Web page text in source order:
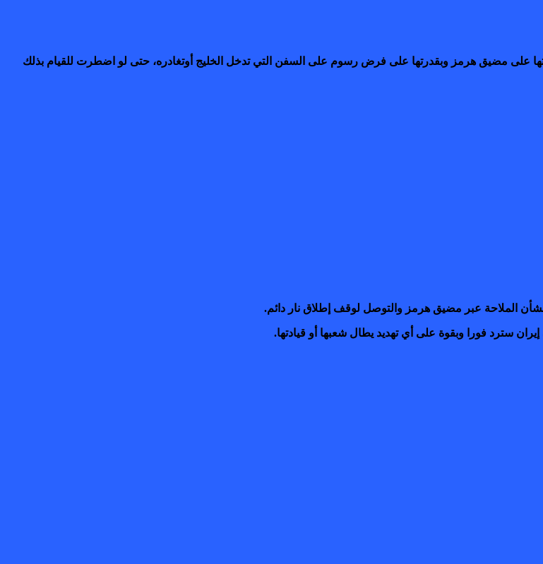
مضيق هرمز وبقدرتها على فرض رسوم على السفن التي تدخل الخليج أوتغادره، حتى لو اضطرت للقيام بذلك
بشأن الملاحة عبر مضيق ​هرمز والتوصل لوقف ​إطلاق نار دائم.
‌سترد فورا وبقوة على أي تهديد يطال ‌شعبها أو قيادتها.